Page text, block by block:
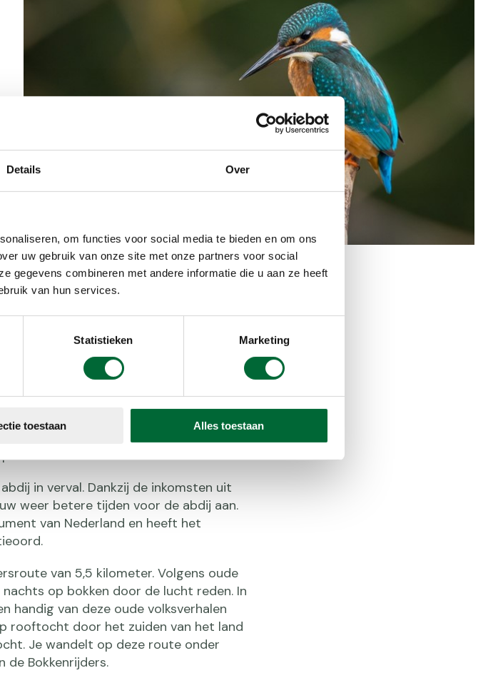
Details Over
om functies voor social media te bieden en om ons
uw gebruik van onze site met onze partners voor social
gegevens combineren met andere informatie die u aan ze heeft
van hun services.
Statistieken Marketing
toestaan Alles toestaan
Een ijsvogel
de
de twaalfde eeuw. In eerste instantie
met een kapelletje. In de eeuwen die
in verval. Dankzij de inkomsten uit
weer betere tijden voor de abdij aan.
van Nederland en heeft het
van 5,5 kilometer. Volgens oude
op bokken door de lucht reden. In
handig van deze oude volksverhalen
rooftocht door het zuiden van het land
Je wandelt op deze route onder
de Bokkenrijders.